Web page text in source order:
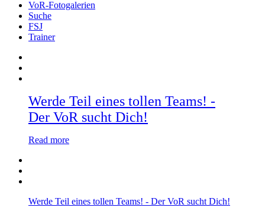
VoR-Fotogalerien
Suche
FSJ
Trainer
Werde Teil eines tollen Teams! -
Der VoR sucht Dich!
Read more
Werde Teil eines tollen Teams! - Der VoR sucht Dich!